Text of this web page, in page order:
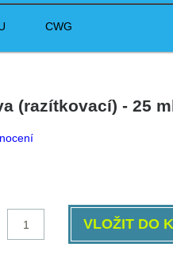
CWG
(razítkovací) - 25